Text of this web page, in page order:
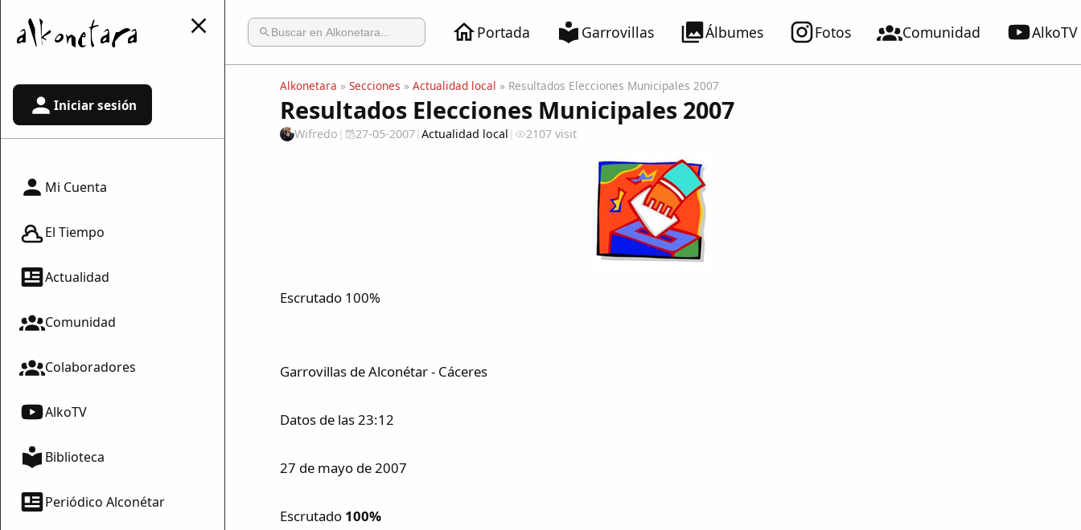
Portada Garrovillas Álbumes Fotos Comunidad AlkoTV
Iniciar sesión
Mi Cuenta
El Tiempo
Actualidad
Comunidad
Colaboradores
AlkoTV
Biblioteca
Periódico Alconétar
Alkonetara » Secciones » Actualidad local » Resultados Elecciones Municipales 2007
Resultados Elecciones Municipales 2007
Wifredo | 27-05-2007| Actualidad local | 2107 visit
Escrutado 100%
Garrovillas de Alconétar - Cáceres
Datos de las 23:12
27 de mayo de 2007
Escrutado 100%